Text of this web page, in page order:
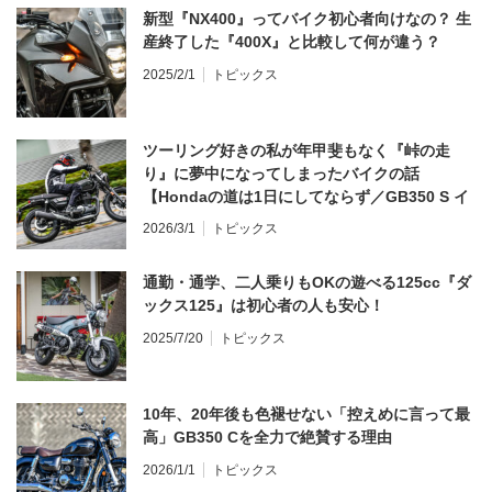
新型『NX400』ってバイク初心者向けなの？ 生
産終了した『400X』と比較して何が違う？
2025/2/1 トピックス
ツーリング好きの私が年甲斐もなく『峠の走
り』に夢中になってしまったバイクの話
【Hondaの道は1日にしてならず／GB350 S イ
ンプレ・レビュー 前編】
2026/3/1 トピックス
通勤・通学、二人乗りもOKの遊べる125cc『ダ
ックス125』は初心者の人も安心！
2025/7/20 トピックス
10年、20年後も色褪せない「控えめに言って最
高」GB350 Cを全力で絶賛する理由
2026/1/1 トピックス